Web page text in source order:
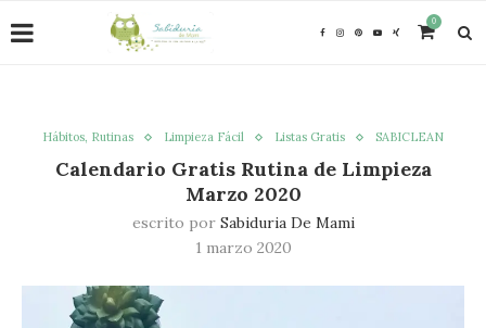
0
Hábitos, Rutinas Limpieza Fácil Listas Gratis SABICLEAN
Calendario Gratis Rutina de Limpieza
Marzo 2020
escrito por Sabiduria De Mami
1 marzo 2020